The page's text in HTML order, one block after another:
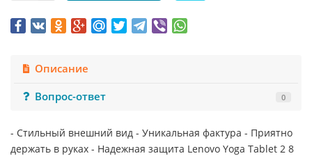
Описание
Вопрос-ответ
0
- Стильный внешний вид - Уникальная фактура - Приятно
держать в руках - Надежная защита Lenovo Yoga Tablet 2 8